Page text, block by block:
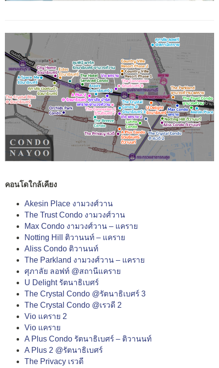
คอนโดใกล้เคียง
Akesin Place งามวงศ์วาน
The Trust Condo งามวงศ์วาน
Max Condo งามวงศ์วาน – แคราย
Notting Hill ติวานนท์ – แคราย
Aliss Condo ติวานนท์
The Parkland งามวงศ์วาน – แคราย
ศุภาลัย ลอฟท์ @สถานีแคราย
U Delight รัตนาธิเบศร์
The Crystal Condo @รัตนาธิเบศร์ 3
The Crystal Condo @เรวดี 2
Vio แคราย 2
Vio แคราย
A Plus Condo รัตนาธิเบศร์ – ติวานนท์
A Plus 2 @รัตนาธิเบศร์
The Privacy เรวดี